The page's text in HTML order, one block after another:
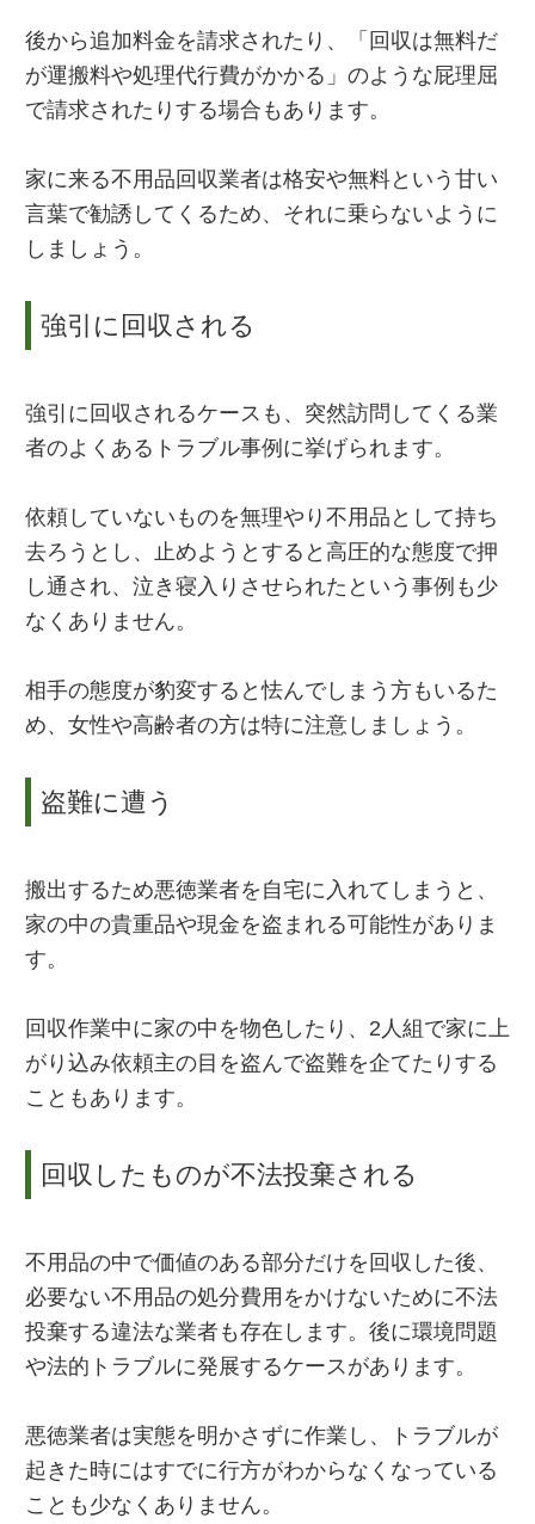
後から追加料金を請求されたり、「回収は無料だ
が運搬料や処理代行費がかかる」のような屁理屈
で請求されたりする場合もあります。
家に来る不用品回収業者は格安や無料という甘い
言葉で勧誘してくるため、それに乗らないように
しましょう。
強引に回収される
強引に回収されるケースも、突然訪問してくる業
者のよくあるトラブル事例に挙げられます。
依頼していないものを無理やり不用品として持ち
去ろうとし、止めようとすると高圧的な態度で押
し通され、泣き寝入りさせられたという事例も少
なくありません。
相手の態度が豹変すると怯んでしまう方もいるた
め、女性や高齢者の方は特に注意しましょう。
盗難に遭う
搬出するため悪徳業者を自宅に入れてしまうと、
家の中の貴重品や現金を盗まれる可能性がありま
す。
回収作業中に家の中を物色したり、2人組で家に上
がり込み依頼主の目を盗んで盗難を企てたりする
こともあります。
回収したものが不法投棄される
不用品の中で価値のある部分だけを回収した後、
必要ない不用品の処分費用をかけないために不法
投棄する違法な業者も存在します。後に環境問題
や法的トラブルに発展するケースがあります。
悪徳業者は実態を明かさずに作業し、トラブルが
起きた時にはすでに行方がわからなくなっている
ことも少なくありません。